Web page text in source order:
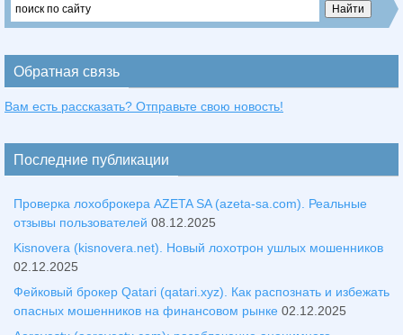
Обратная связь
Вам есть рассказать? Отправьте свою новость!
Последние публикации
Проверка лохоброкера AZETA SA (azeta-sa.com). Реальные
отзывы пользователей 08.12.2025
Kisnovera (kisnovera.net). Новый лохотрон ушлых мошенников
02.12.2025
Фейковый брокер Qatari (qatari.xyz). Как распознать и избежать
опасных мошенников на финансовом рынке 02.12.2025